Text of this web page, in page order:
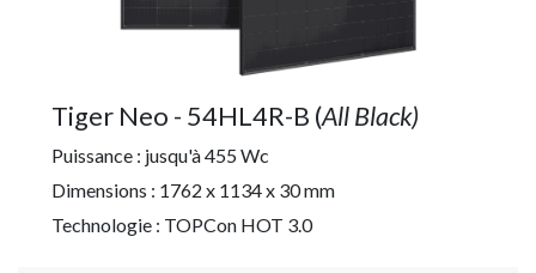
Tiger Neo - 54HL4R-B (All Black)
Puissance : jusqu'à 455 Wc
Dimensions : 1762 x 1134 x 30 mm
Technologie : TOPCon HOT 3.0